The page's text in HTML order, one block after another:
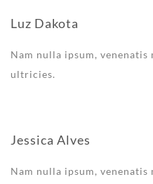
Luz Dakota
Nam nulla ipsum, venenatis
ultricies.
Jessica Alves
Nam nulla ipsum, venenatis